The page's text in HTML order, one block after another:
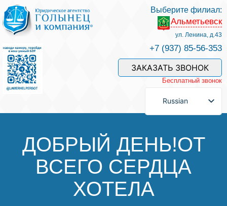
Услуги и наши специалисты
Оплата услуг
Задать вопрос
Отзывы
Полезные статьи
Выберите филиал:
Альметьевск
ул. Ленина, д.43
+7 (937) 85-56-353
ЗАКАЗАТЬ ЗВОНОК
Бесплатный звонок
Russian
ДОБРЫЙ ДЕНЬ!ОТ
ВСЕГО СЕРДЦА
ХОТЕЛА